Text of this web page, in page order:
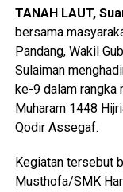
TANAH LAUT,
bersama
Pandang, Wakil
Sulaiman
ke-9 dalam rangka
Muharam 1448
Qodir Assegaf.
Kegiatan tersebut
Musthofa/SMK